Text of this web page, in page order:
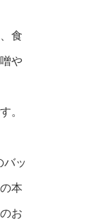
食
や
。
ッ
本
お